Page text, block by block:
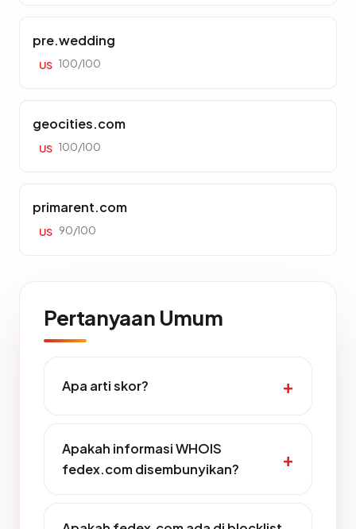
pre.wedding
US 100/100
geocities.com
US 100/100
primarent.com
US 90/100
Pertanyaan Umum
Apa arti skor?
Apakah informasi WHOIS
fedex.com disembunyikan?